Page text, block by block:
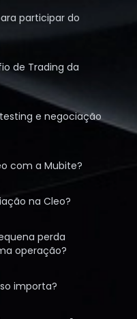
participar do
de Trading da
e negociação
com a Mubite?
na Cleo?
perda
operação?
importa?